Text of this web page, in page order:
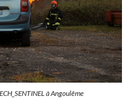
à Angoulême